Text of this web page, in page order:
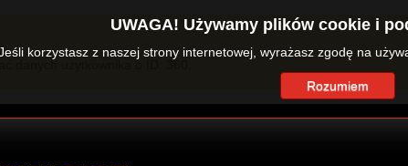
UWAGA! Używamy plików cookie i
korzystasz z naszej strony internetowej, wyrażasz zgodę na
Rozumiem